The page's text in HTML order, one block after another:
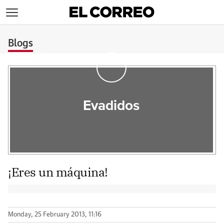
Blogs
Evadidos
¡Eres un máquina!
Monday, 25 February 2013, 11:16